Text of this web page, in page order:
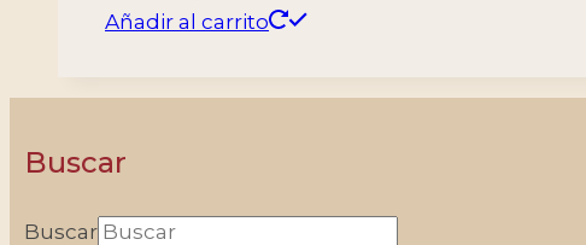
Añadir al carrito
Buscar
Buscar